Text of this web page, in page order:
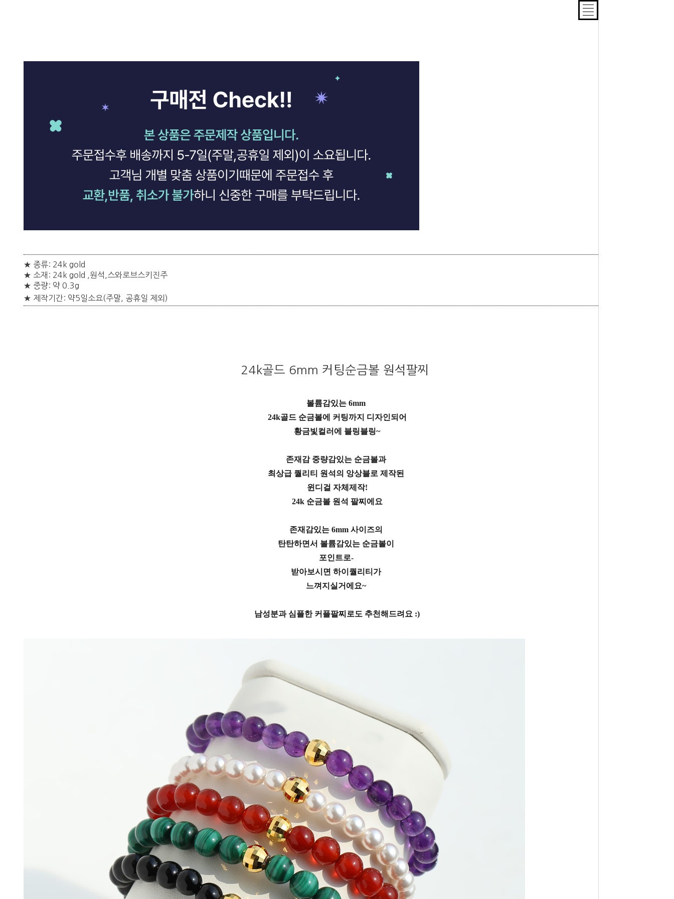
★ 종류: 24k gold
★ 소재: 24k gold ,원석,스와로브스키진주
★ 중량: 약 0.3g
★ 제작기간: 약5일소요(주말, 공휴일 제외)
24k골드 6mm 커팅순금볼 원석팔찌
볼륨감있는 6mm
24k골드 순금볼에 커팅까지 디자인되어
황금빛컬러에 블링블링~
존재감 중량감있는 순금볼과
최상급 퀄리티 원석의 앙상블로 제작된
윈디걸 자체제작!
24k 순금볼 원석 팔찌에요
존재감있는 6mm 사이즈의
탄탄하면서 볼륨감있는 순금볼이
포인트로-
받아보시면 하이퀄리티가
느껴지실거에요~
남성분과 심플한 커플팔찌로도 추천해드려요 :)